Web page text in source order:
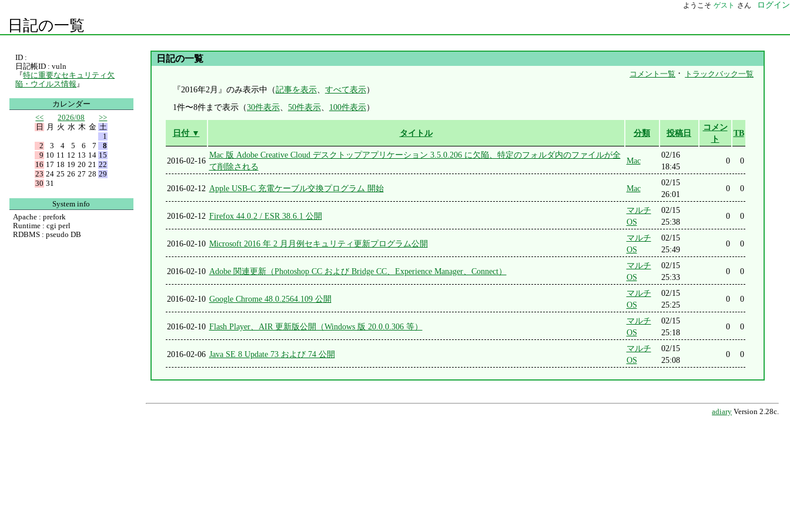
ようこそ ゲスト さん ログイン
日記の一覧
日記の一覧
コメント一覧 ・ トラックバック一覧
『2016年2月』のみ表示中（記事を表示、 すべて表示）
1件〜8件まで表示（30件表示、 50件表示、 100件表示）
日付 ▼ タイトル 分類 投稿日
コメン
ト
TB
2016-02-16
Mac 版 Adobe Creative Cloud デスクトップアプリケーション 3.5.0.206 に欠陥、特定のフォルダ内のファイルが全
て削除される
Mac
02/16
18:45
0 0
2016-02-12 Apple USB-C 充電ケーブル交換プログラム 開始 Mac
02/15
26:01
0 0
2016-02-12 Firefox 44.0.2 / ESR 38.6.1 公開
マルチ
OS
02/15
25:38
0 0
2016-02-10 Microsoft 2016 年 2 月月例セキュリティ更新プログラム公開
マルチ
OS
02/15
25:49
0 0
2016-02-10 Adobe 関連更新（Photoshop CC および Bridge CC、Experience Manager、Connect）
マルチ
OS
02/15
25:33
0 0
2016-02-10 Google Chrome 48.0.2564.109 公開
マルチ
OS
02/15
25:25
0 0
2016-02-10 Flash Player、AIR 更新版公開（Windows 版 20.0.0.306 等）
マルチ
OS
02/15
25:18
0 0
2016-02-06 Java SE 8 Update 73 および 74 公開
マルチ
OS
02/15
25:08
0 0
adiary Version 2.28c.
ID :
日記帳ID : vuln
『特に重要なセキュリティ欠
陥・ウイルス情報 』
カレンダー
<<
2026/08
>>
日
月 火 水 木 金 土
1
2
3 4 5 6 7
8
9 10 11 12 13 14 15
16 17 18 19 20 21 22
23 24 25 26 27 28 29
30 31
System info
Apache : prefork
Runtime : cgi perl
RDBMS : pseudo DB